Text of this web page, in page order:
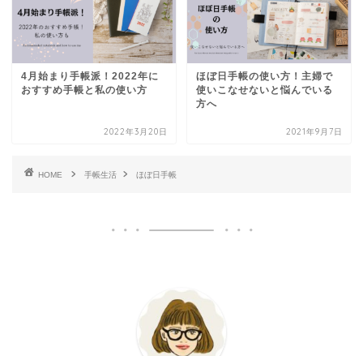
4月始まり手帳派！2022年に
おすすめ手帳と私の使い方
2022年3月20日
ほぼ日手帳の使い方！主婦で
使いこなせないと悩んでいる
方へ
2021年9月7日
HOME 手帳生活 ほぼ日手帳